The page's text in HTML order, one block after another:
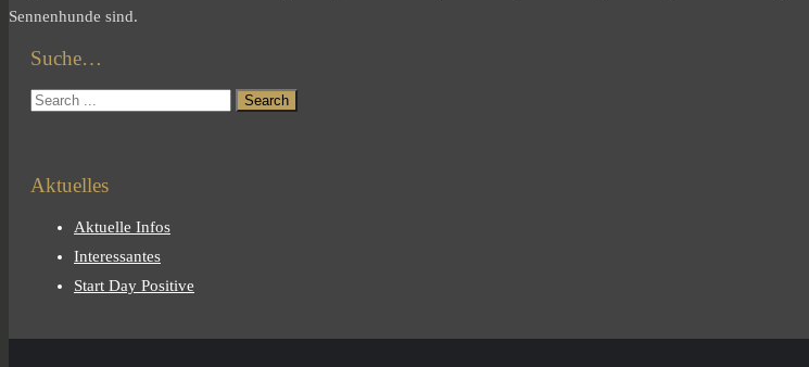
Sennenhunde sind.
Suche…
Aktuelles
Aktuelle Infos
Interessantes
Start Day Positive